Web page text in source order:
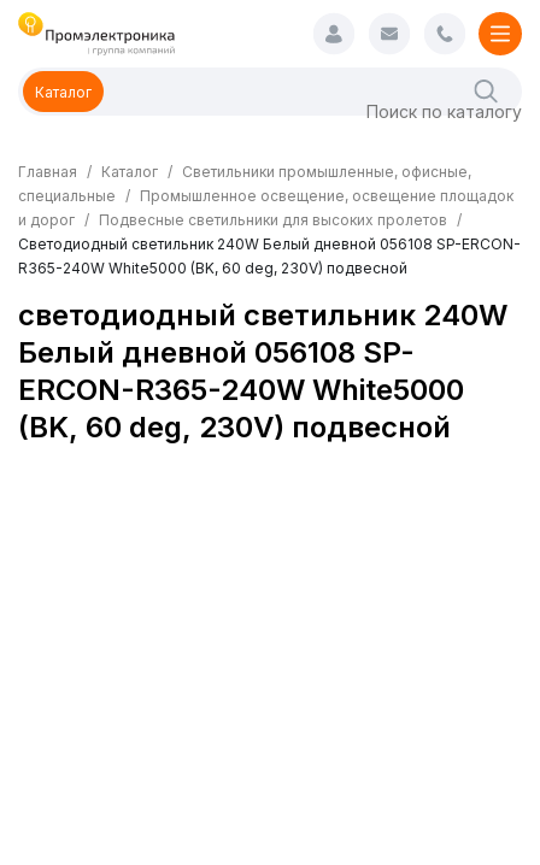
Каталог
Главная Каталог
Светильники промышленные, офисные,
специальные
Промышленное освещение, освещение площадок
и дорог
Подвесные светильники для высоких пролетов
Светодиодный светильник 240W Белый дневной 056108 SP-ERCON-
R365-240W White5000 (BK, 60 deg, 230V) подвесной
светодиодный светильник 240W
Белый дневной 056108 SP-
ERCON-R365-240W White5000
(BK, 60 deg, 230V) подвесной